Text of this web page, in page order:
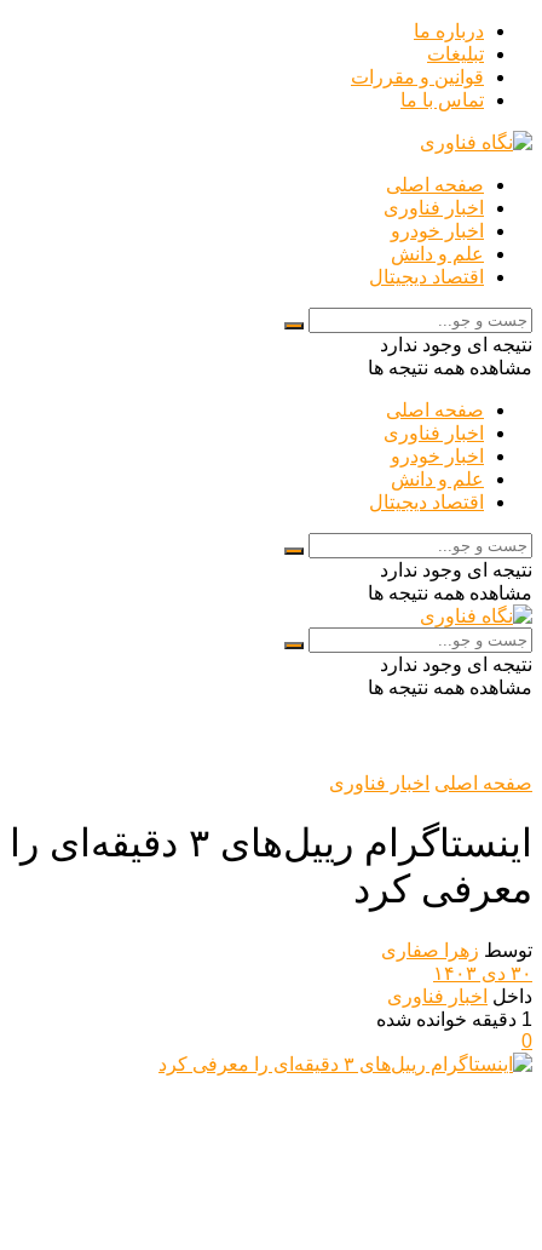
درباره ما
تبلیغات
قوانین و مقررات
تماس با ما
صفحه اصلی
اخبار فناوری
اخبار خودرو
علم و دانش
اقتصاد دیجیتال
نتیجه ای وجود ندارد
مشاهده همه نتیجه ها
صفحه اصلی
اخبار فناوری
اخبار خودرو
علم و دانش
اقتصاد دیجیتال
نتیجه ای وجود ندارد
مشاهده همه نتیجه ها
نتیجه ای وجود ندارد
مشاهده همه نتیجه ها
صفحه اصلی اخبار فناوری
اینستاگرام رییل‌های ۳ دقیقه‌ای را
معرفی کرد
توسط زهرا صفاری
۳۰ دی ۱۴۰۳
داخل اخبار فناوری
1 دقیقه خوانده شده
0